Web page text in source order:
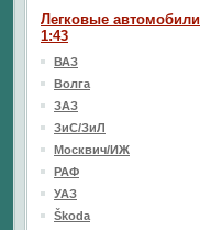
Легковые автомобили
1:43
ВАЗ
Волга
ЗАЗ
ЗиС/ЗиЛ
Москвич/ИЖ
РАФ
УАЗ
Škoda